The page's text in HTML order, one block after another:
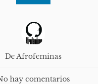
De Afrofeminas
hay comentarios